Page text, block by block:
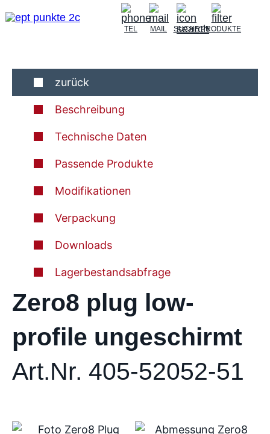
TEL MAIL SUCHEPRODUKTE
zurück
Beschreibung
Technische Daten
Passende Produkte
Modifikationen
Verpackung
Downloads
Lagerbestandsabfrage
Zero8 plug low-
profile ungeschirmt
Art.Nr. 405-52052-51